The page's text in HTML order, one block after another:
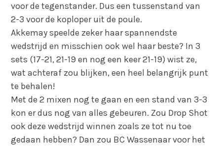
voor de tegenstander. Dus een tussenstand van
2-3 voor de koploper uit de poule.
Akkemay speelde zeker haar spannendste
wedstrijd en misschien ook wel haar beste? In 3
sets (17-21, 21-19 en nog een keer 21-19) wist ze,
wat achteraf zou blijken, een heel belangrijk punt
te behalen!
Met de 2 mixen nog te gaan en een stand van 3-3
kon er dus nog van alles gebeuren. Zou Drop Shot
ook deze wedstrijd winnen zoals ze tot nu toe
gedaan hebben? Dan zou BC Wassenaar voor het